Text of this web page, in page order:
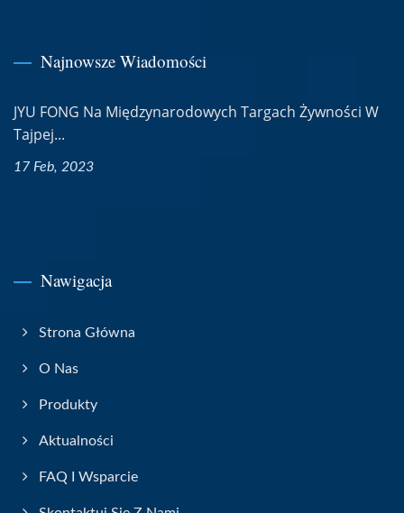
Najnowsze Wiadomości
JYU FONG Na Międzynarodowych Targach Żywności W
Tajpej...
17 Feb, 2023
Nawigacja
Strona Główna
O Nas
Produkty
Aktualności
FAQ I Wsparcie